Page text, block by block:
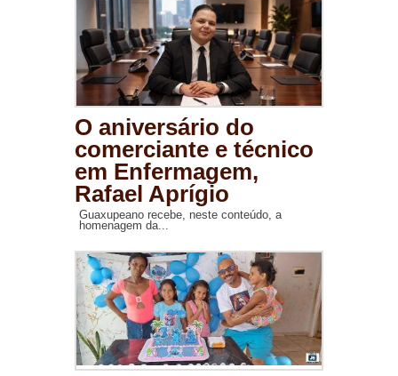
O aniversário do
comerciante e técnico
em Enfermagem,
Rafael Aprígio
Guaxupeano recebe, neste conteúdo, a
homenagem da...